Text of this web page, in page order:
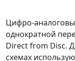
Цифро-
однократной
Direct from Disc.
схемах